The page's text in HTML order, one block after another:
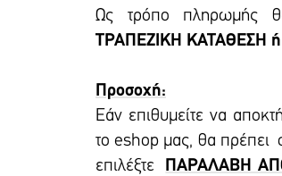
Ως τρόπο πληρωμής
ΤΡΑΠΕΖΙΚΗ ΚΑΤΑΘΕΣΗ
Προσοχή:
Εάν επιθυμείτε να
το eshop μας, θα πρέπει
επιλέξτε ΠΑΡΑΛΑΒΗ